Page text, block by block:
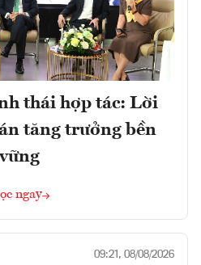
thái hợp tác: Lời
tăng trưởng bền
vững
ngay
09:21, 08/08/2026